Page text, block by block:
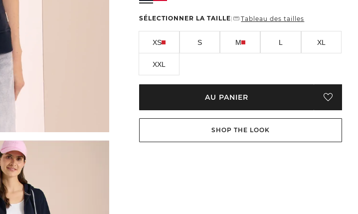
SÉLECTIONNER LA TAILLE| Tableau des tailles
XS S M L XL
XXL
AU PANIER
SHOP THE LOOK